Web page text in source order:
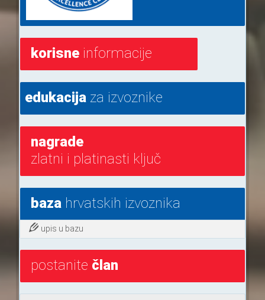
korisneinformacije
edukacijaza izvoznike
nagrade
zlatni i platinasti ključ
bazahrvatskih izvoznika
upis u bazu
postanite član